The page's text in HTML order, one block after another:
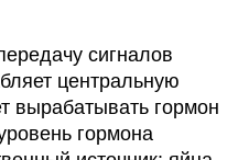
сигналов
центральную
вырабатывать гормон
гормона